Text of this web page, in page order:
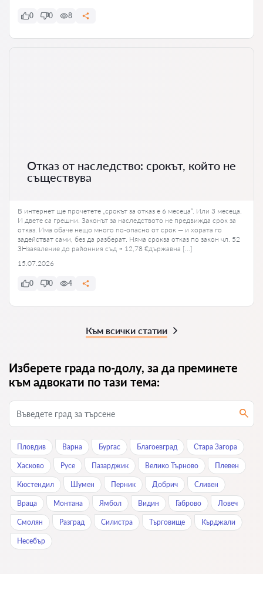
0 0 8
Отказ от наследство: срокът, който не
съществува
В интернет ще прочетете „срокът за отказ е 6 месеца“. Или 3 месеца.
И двете са грешни. Законът за наследството не предвижда срок за
отказ. Има обаче нещо много по-опасно от срок — и хората го
задействат сами, без да разберат. Няма срокза отказ по закон чл. 52
ЗНзаявление до районния съд ≈ 12,78 €държавна […]
15.07.2026
0 0 4
Към всички статии
Изберете града по-долу, за да преминете
към адвокати по тази тема:
Пловдив Варна Бургас Благоевград Стара Загора
Хасково Русе Пазарджик Велико Търново Плевен
Кюстендил Шумен Перник Добрич Сливен
Враца Монтана Ямбол Видин Габрово Ловеч
Смолян Разград Силистра Търговище Кърджали
Нeсeбър